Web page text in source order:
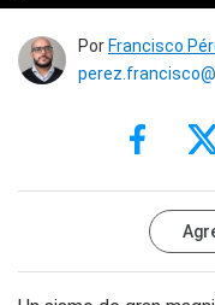
Por Francisco